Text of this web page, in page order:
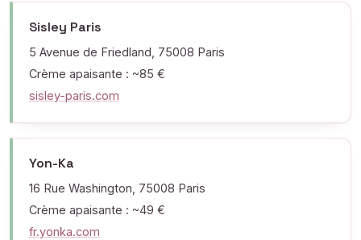
Sisley Paris
5 Avenue de Friedland, 75008 Paris
Crème apaisante : ~85 €
sisley-paris.com
Yon-Ka
16 Rue Washington, 75008 Paris
Crème apaisante : ~49 €
fr.yonka.com